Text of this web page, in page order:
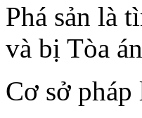
Phá sản là
và bị Tòa
Cơ sở